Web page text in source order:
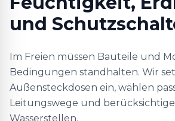
und
Im Freien müssen Bauteile und
Bedingungen standhalten. Wir
Außensteckdosen ein, wählen
Leitungswege und
Wasserstellen.